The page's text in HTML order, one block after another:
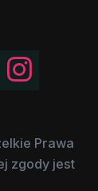
Prawa
zgody jest